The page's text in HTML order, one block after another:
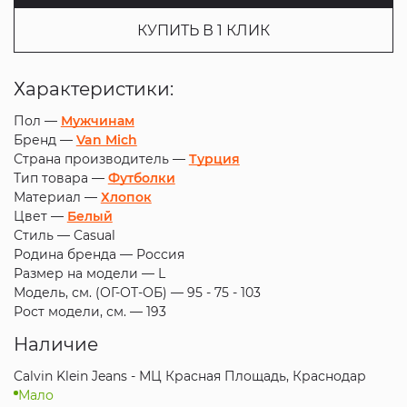
КУПИТЬ В 1 КЛИК
Характеристики:
Пол — Мужчинам
Бренд — Van Mich
Страна производитель — Турция
Тип товара — Футболки
Материал — Хлопок
Цвет — Белый
Стиль — Casual
Родина бренда — Россия
Размер на модели — L
Модель, см. (ОГ-ОТ-ОБ) — 95 - 75 - 103
Рост модели, см. — 193
Наличие
Calvin Klein Jeans - МЦ Красная Площадь, Краснодар
Мало